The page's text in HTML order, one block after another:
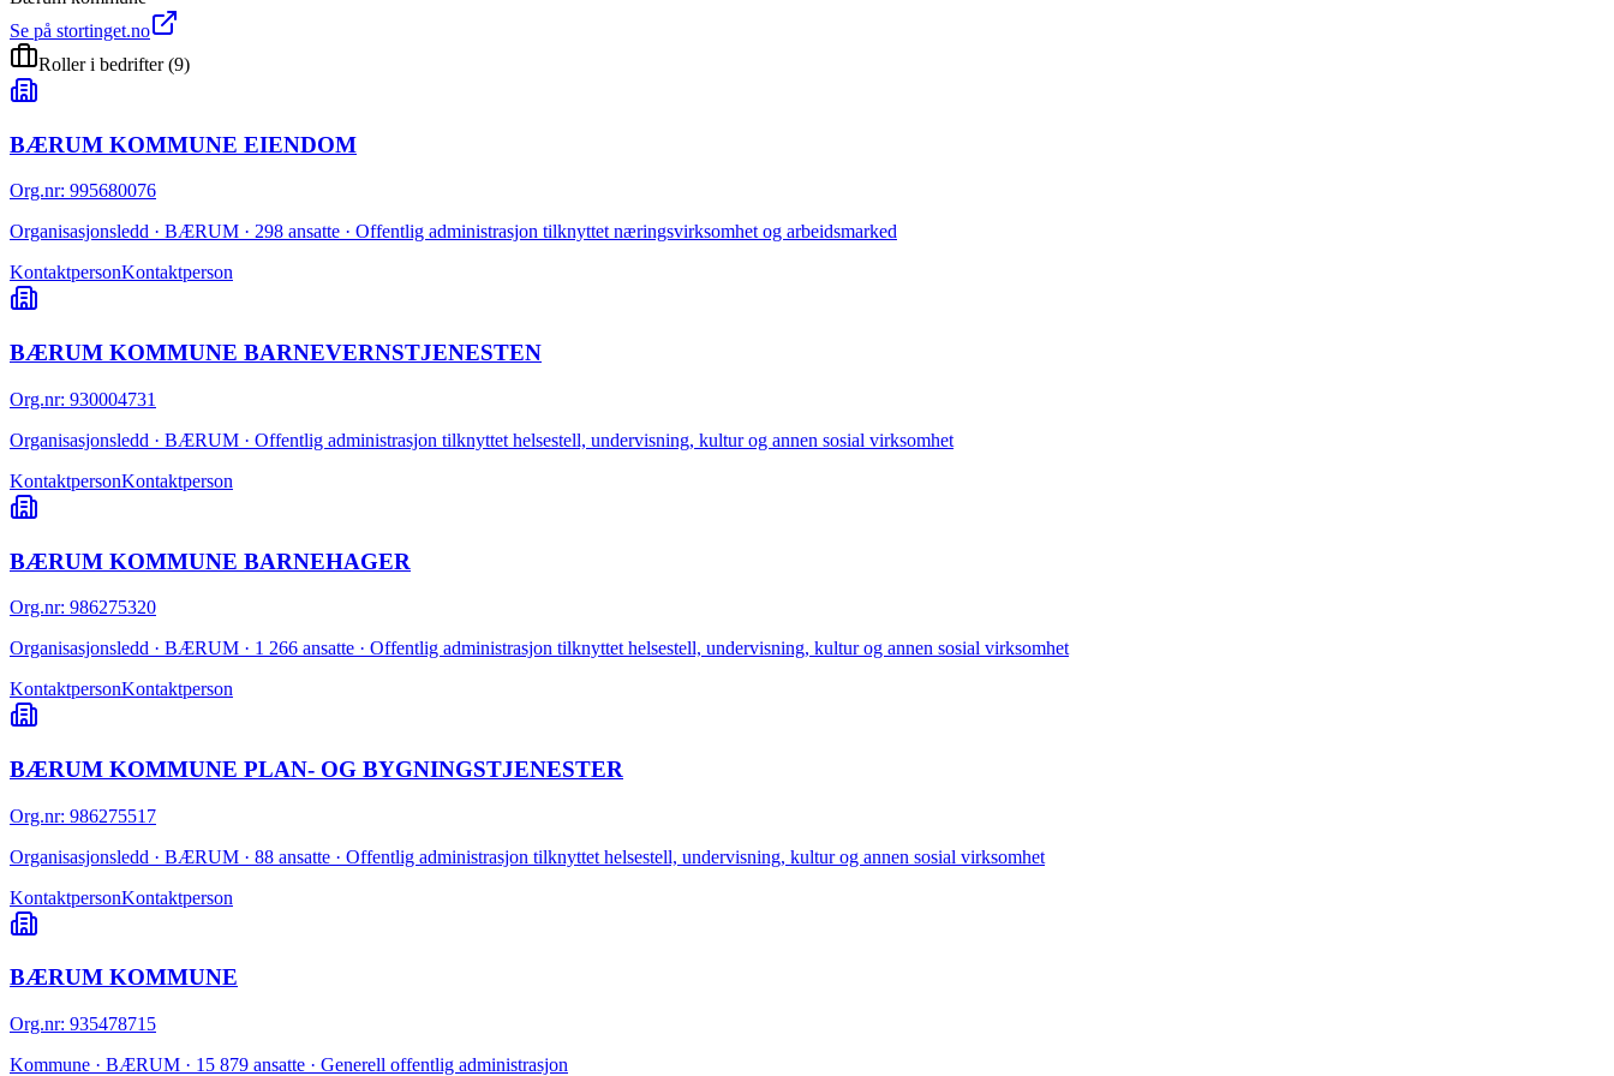
Se på stortinget.no
Roller i bedrifter(9)
BÆRUM KOMMUNE EIENDOM
Org.nr: 995680076
Organisasjonsledd · BÆRUM · 298 ansatte · Offentlig administrasjon tilknyttet næringsvirksomhet og arbeidsmarked
KontaktpersonKontaktperson
BÆRUM KOMMUNE BARNEVERNSTJENESTEN
Org.nr: 930004731
Organisasjonsledd · BÆRUM · Offentlig administrasjon tilknyttet helsestell, undervisning, kultur og annen sosial virksomhet
KontaktpersonKontaktperson
BÆRUM KOMMUNE BARNEHAGER
Org.nr: 986275320
Organisasjonsledd · BÆRUM · 1 266 ansatte · Offentlig administrasjon tilknyttet helsestell, undervisning, kultur og annen sosial virksomhet
KontaktpersonKontaktperson
BÆRUM KOMMUNE PLAN- OG BYGNINGSTJENESTER
Org.nr: 986275517
Organisasjonsledd · BÆRUM · 88 ansatte · Offentlig administrasjon tilknyttet helsestell, undervisning, kultur og annen sosial virksomhet
KontaktpersonKontaktperson
BÆRUM KOMMUNE
Org.nr: 935478715
Kommune · BÆRUM · 15 879 ansatte · Generell offentlig administrasjon